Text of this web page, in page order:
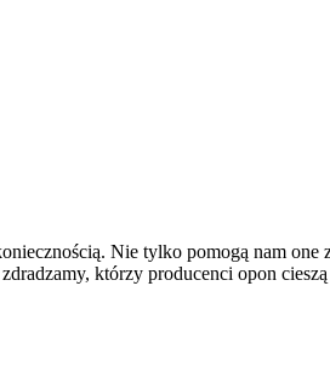
Nie tylko pomogą nam
którzy producenci opon